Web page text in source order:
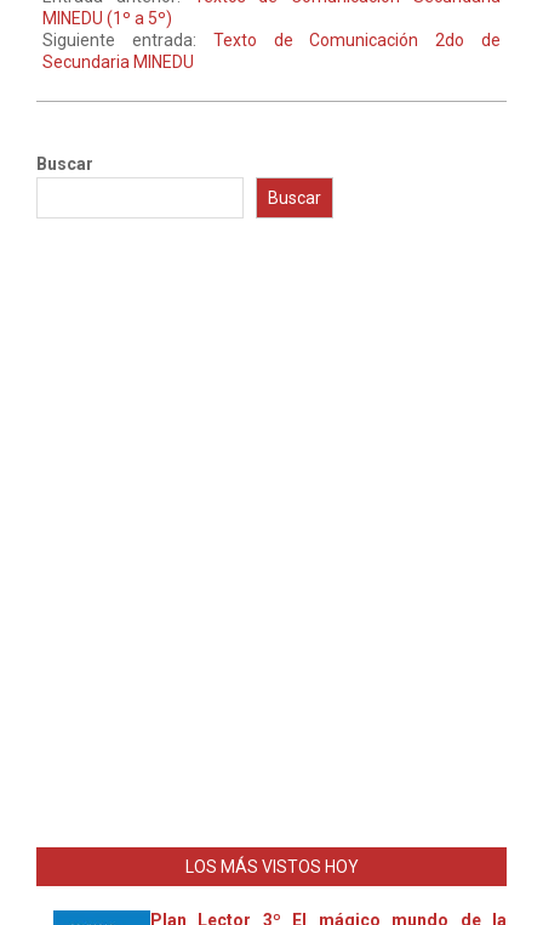
MINEDU (1º a 5º)
Siguiente entrada: Texto de Comunicación 2do de
Secundaria MINEDU
Buscar
Buscar
LOS MÁS VISTOS HOY
Plan Lector 3º El mágico mundo de la